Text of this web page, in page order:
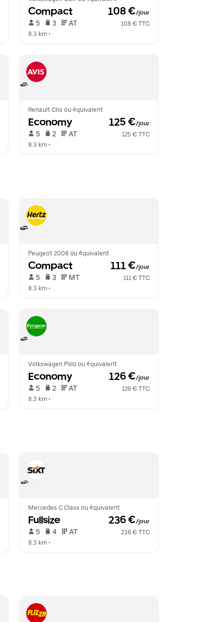
Compact 108 €/jour
5 3 AT
108 € TTC
8.3 km •
Renault Clio ou équivalent
Economy 125 €/jour
5 2 AT
125 € TTC
8.3 km •
Peugeot 2008 ou équivalent
Compact 111 €/jour
5 3 MT
111 € TTC
8.3 km •
Volkswagen Polo ou équivalent
Economy 126 €/jour
5 2 AT
126 € TTC
8.3 km •
Mercedes C Class ou équivalent
Fullsize 236 €/jour
5 4 AT
236 € TTC
8.3 km •